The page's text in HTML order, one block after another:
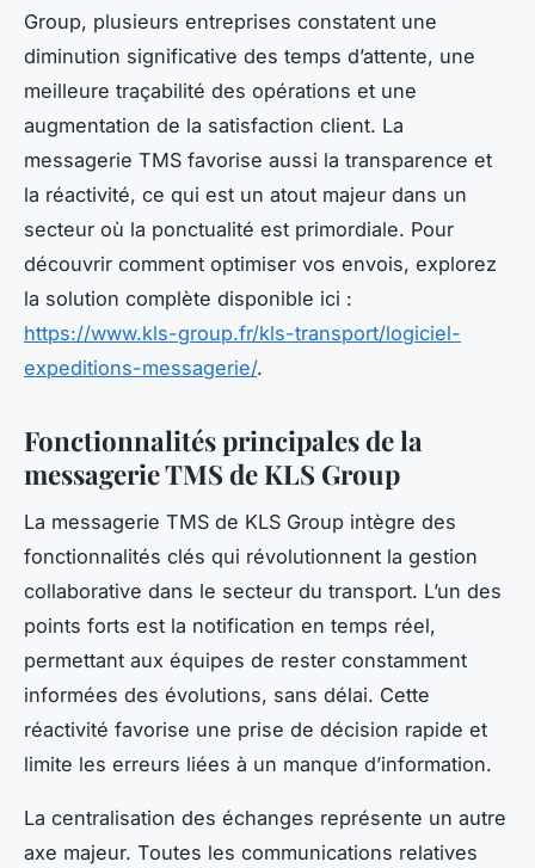
Group, plusieurs entreprises constatent une
diminution significative des temps d’attente, une
meilleure traçabilité des opérations et une
augmentation de la satisfaction client. La
messagerie TMS favorise aussi la transparence et
la réactivité, ce qui est un atout majeur dans un
secteur où la ponctualité est primordiale. Pour
découvrir comment optimiser vos envois, explorez
la solution complète disponible ici :
https://www.kls-group.fr/kls-transport/logiciel-
expeditions-messagerie/.
Fonctionnalités principales de la
messagerie TMS de KLS Group
La messagerie TMS de KLS Group intègre des
fonctionnalités clés qui révolutionnent la gestion
collaborative dans le secteur du transport. L’un des
points forts est la notification en temps réel,
permettant aux équipes de rester constamment
informées des évolutions, sans délai. Cette
réactivité favorise une prise de décision rapide et
limite les erreurs liées à un manque d’information.
La centralisation des échanges représente un autre
axe majeur. Toutes les communications relatives